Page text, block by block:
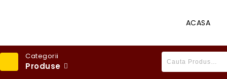
ACASA
Categorii
Produse